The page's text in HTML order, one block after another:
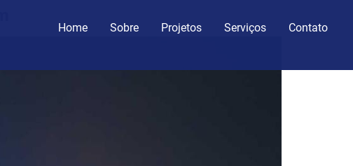
Home Sobre Projetos Serviços Contato